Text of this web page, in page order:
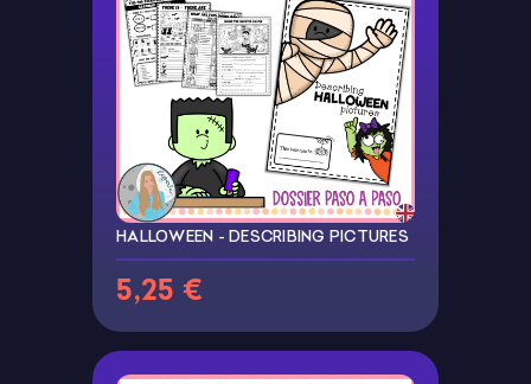
HALLOWEEN - DESCRIBING PICTURES
5,25 €